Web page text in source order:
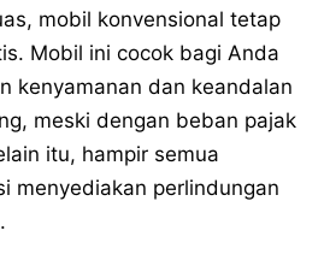
mobil konvensional tetap
Mobil ini cocok bagi Anda
kenyamanan dan keandalan
meski dengan beban pajak
itu, hampir semua
menyediakan perlindungan